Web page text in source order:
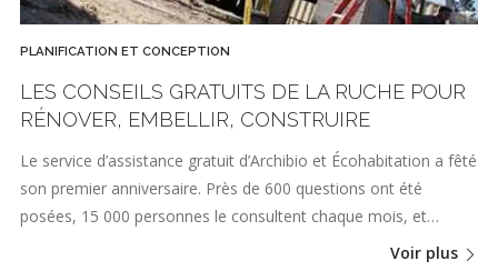
PLANIFICATION ET CONCEPTION
LES CONSEILS GRATUITS DE LA RUCHE POUR
RÉNOVER, EMBELLIR, CONSTRUIRE
Le service d’assistance gratuit d’Archibio et Écohabitation a fêté
son premier anniversaire. Près de 600 questions ont été
posées, 15 000 personnes le consultent chaque mois, et…
Voir plus